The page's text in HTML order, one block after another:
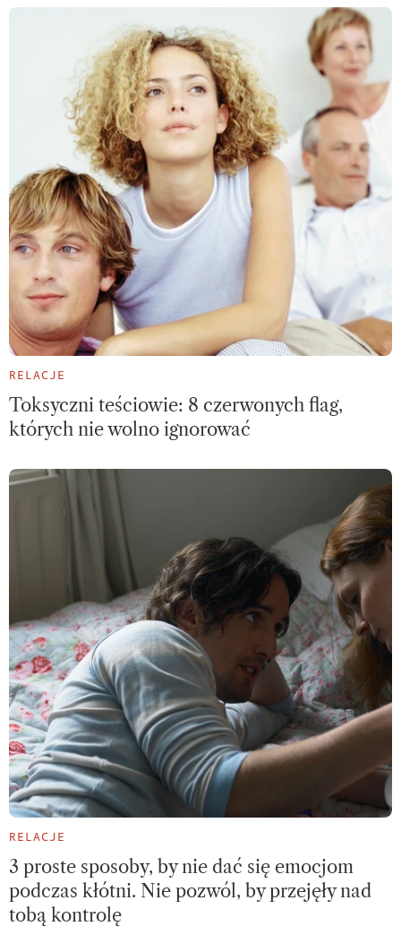
RELACJE
Toksyczni teściowie: 8 czerwonych flag,
których nie wolno ignorować
RELACJE
3 proste sposoby, by nie dać się emocjom
podczas kłótni. Nie pozwól, by przejęły nad
tobą kontrolę